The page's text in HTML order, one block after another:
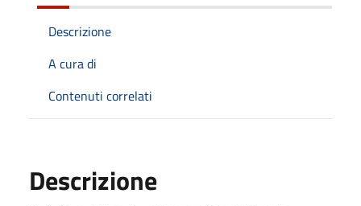
Descrizione
A cura di
Contenuti correlati
Descrizione